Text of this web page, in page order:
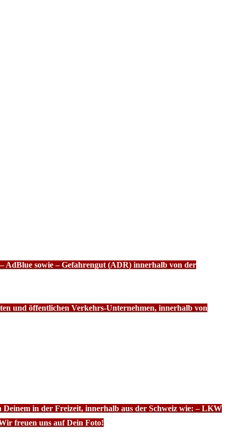
AdBlue sowie – Gefahrengut (ADR) innerhalb von der
und öffentlichen Verkehrs-Unternehmen, innerhalb von
in der Freizeit, innerhalb aus der Schweiz wie: – LKW
freuen uns auf Dein Foto!